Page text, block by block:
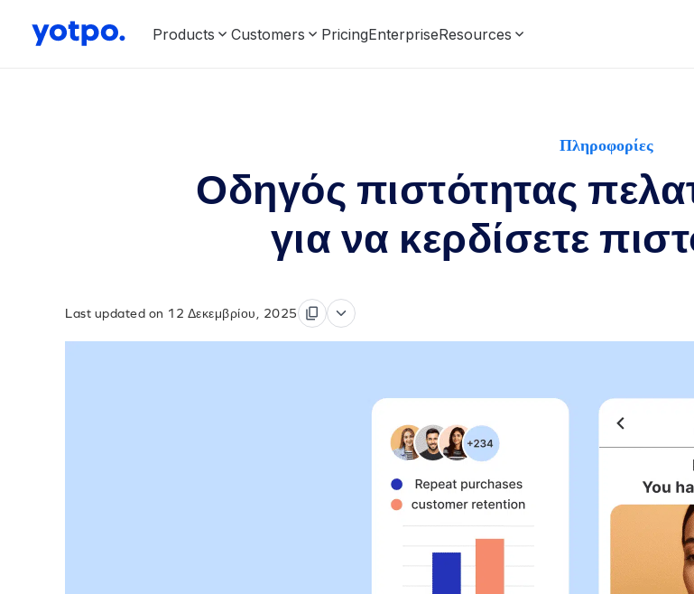
Products Customers PricingEnterpriseResources
Πληροφορίες
Οδηγός πιστότητας
για να κερδίσετε
Last updated on 12 Δεκεμβρίου, 2025